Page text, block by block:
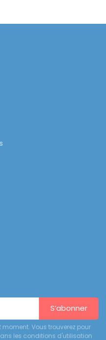
S’abonner
Vous trouverez pour
les conditions d'utilisation